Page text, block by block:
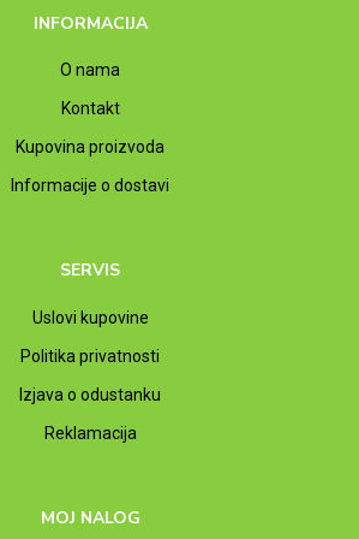
INFORMACIJA
O nama
Kontakt
Kupovina proizvoda
Informacije o dostavi
SERVIS
Uslovi kupovine
Politika privatnosti
Izjava o odustanku
Reklamacija
MOJ NALOG